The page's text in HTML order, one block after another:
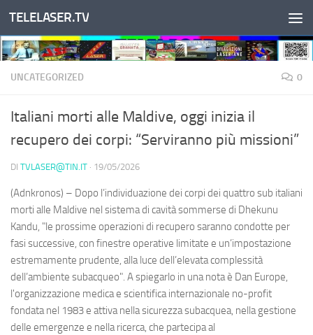
Salta al contenuto
TELELASER.TV
UNCATEGORIZED 0
Italiani morti alle Maldive, oggi inizia il
recupero dei corpi: “Serviranno più missioni”
DI TVLASER@TIN.IT · 19/05/2026
(Adnkronos) – Dopo l’individuazione dei corpi dei quattro sub italiani
morti alle Maldive nel sistema di cavità sommerse di Dhekunu
Kandu, "le prossime operazioni di recupero saranno condotte per
fasi successive, con finestre operative limitate e un’impostazione
estremamente prudente, alla luce dell’elevata complessità
dell’ambiente subacqueo". A spiegarlo in una nota è Dan Europe,
l'organizzazione medica e scientifica internazionale no-profit
fondata nel 1983 e attiva nella sicurezza subacquea, nella gestione
delle emergenze e nella ricerca, che partecipa al